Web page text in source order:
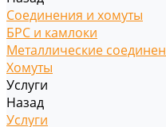
Соединения и хомуты
БРС и камлоки
Металлические
Хомуты
Услуги
Назад
Услуги